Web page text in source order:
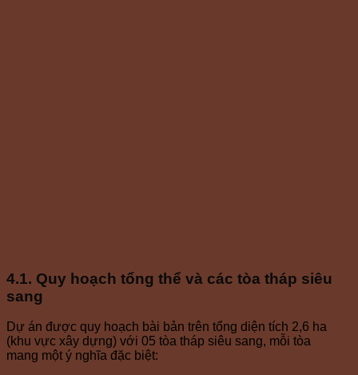
4.1. Quy hoạch tổng thể và các tòa tháp siêu
sang
Dự án được quy hoạch bài bản trên tổng diện tích 2,6 ha
(khu vực xây dựng) với 05 tòa tháp siêu sang, mỗi tòa
mang một ý nghĩa đặc biệt: